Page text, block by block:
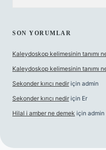
SON YORUMLAR
Kaleydoskop kelimesinin tanımı
Kaleydoskop kelimesinin tanımı
Sekonder kırıcı nedir için admin
Sekonder kırıcı nedir için Er
Hilal i amber ne demek için admin